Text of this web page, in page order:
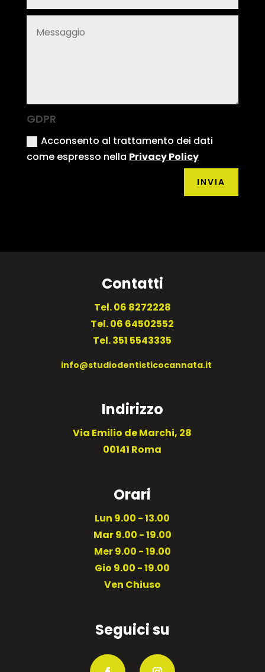
GDPR
Acconsento al trattamento dei dati
come espresso nella Privacy Policy
INVIA
Contatti
Tel.06 8272228
Tel.06 64502552
Tel.351 5543335
info@studiodentisticocannata.it
Indirizzo
Via Emilio de Marchi, 28
00141 Roma
Orari
Lun 9.00 - 13.00
Mar 9.00 - 19.00
Mer 9.00 - 19.00
Gio 9.00 - 19.00
Ven Chiuso
Seguici su